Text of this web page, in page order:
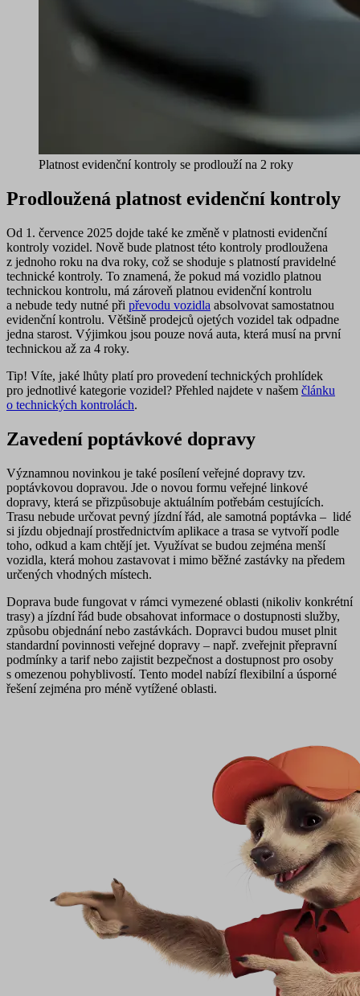
Platnost evidenční kontroly se prodlouží na 2 roky
Prodloužená platnost evidenční kontroly
Od 1. července 2025 dojde také ke změně v platnosti evidenční
kontroly vozidel. Nově bude platnost této kontroly prodloužena
z jednoho roku na dva roky, což se shoduje s platností pravidelné
technické kontroly. To znamená, že pokud má vozidlo platnou
technickou kontrolu, má zároveň platnou evidenční kontrolu
a nebude tedy nutné při převodu vozidla absolvovat samostatnou
evidenční kontrolu. Většině prodejců ojetých vozidel tak odpadne
jedna starost. Výjimkou jsou pouze nová auta, která musí na první
technickou až za 4 roky.
Tip! Víte, jaké lhůty platí pro provedení technických prohlídek
pro jednotlivé kategorie vozidel? Přehled najdete v našem článku
o technických kontrolách.
Zavedení poptávkové dopravy
Významnou novinkou je také posílení veřejné dopravy tzv.
poptávkovou dopravou. Jde o novou formu veřejné linkové
dopravy, která se přizpůsobuje aktuálním potřebám cestujících.
Trasu nebude určovat pevný jízdní řád, ale samotná poptávka – lidé
si jízdu objednají prostřednictvím aplikace a trasa se vytvořípodle
toho, odkud a kam chtějí jet. Využívat se budou zejména menší
vozidla, která mohou zastavovat i mimo běžné zastávky na předem
určených vhodných místech.
Doprava bude fungovat v rámci vymezené oblasti (nikoliv konkrétní
trasy) a jízdní řád bude obsahovat informace o dostupnosti služby,
způsobu objednání nebo zastávkách. Dopravci budou muset plnit
standardní povinnosti veřejné dopravy – např. zveřejnit přepravní
podmínky a tarif nebo zajistit bezpečnost a dostupnost pro osoby
s omezenou pohyblivostí. Tento model nabízí flexibilní a úsporné
řešení zejména pro méně vytížené oblasti.